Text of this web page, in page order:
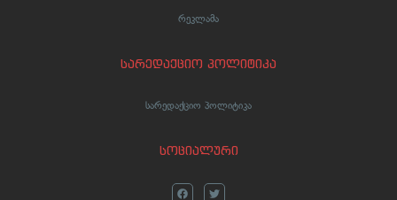
რეკლამა
სარედაქციო პოლიტიკა
სარედაქციო პოლიტიკა
სოციალური